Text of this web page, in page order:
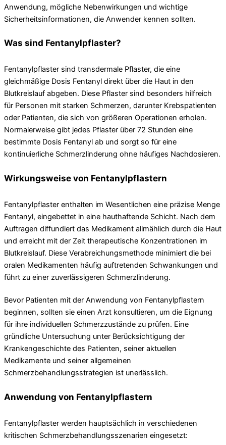
Anwendung, mögliche Nebenwirkungen und wichtige
Sicherheitsinformationen, die Anwender kennen sollten.
Was sind Fentanylpflaster?
Fentanylpflaster sind transdermale Pflaster, die eine
gleichmäßige Dosis Fentanyl direkt über die Haut in den
Blutkreislauf abgeben. Diese Pflaster sind besonders hilfreich
für Personen mit starken Schmerzen, darunter Krebspatienten
oder Patienten, die sich von größeren Operationen erholen.
Normalerweise gibt jedes Pflaster über 72 Stunden eine
bestimmte Dosis Fentanyl ab und sorgt so für eine
kontinuierliche Schmerzlinderung ohne häufiges Nachdosieren.
Wirkungsweise von Fentanylpflastern
Fentanylpflaster enthalten im Wesentlichen eine präzise Menge
Fentanyl, eingebettet in eine hauthaftende Schicht. Nach dem
Auftragen diffundiert das Medikament allmählich durch die Haut
und erreicht mit der Zeit therapeutische Konzentrationen im
Blutkreislauf. Diese Verabreichungsmethode minimiert die bei
oralen Medikamenten häufig auftretenden Schwankungen und
führt zu einer zuverlässigeren Schmerzlinderung.
Bevor Patienten mit der Anwendung von Fentanylpflastern
beginnen, sollten sie einen Arzt konsultieren, um die Eignung
für ihre individuellen Schmerzzustände zu prüfen. Eine
gründliche Untersuchung unter Berücksichtigung der
Krankengeschichte des Patienten, seiner aktuellen
Medikamente und seiner allgemeinen
Schmerzbehandlungsstrategien ist unerlässlich.
Anwendung von Fentanylpflastern
Fentanylpflaster werden hauptsächlich in verschiedenen
kritischen Schmerzbehandlungsszenarien eingesetzt: